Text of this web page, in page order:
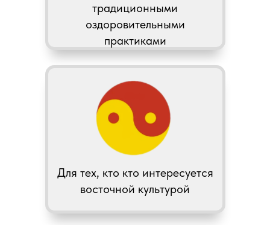
традиционными
оздоровительными
практиками
Для тех, кто кто интересуется
восточной культурой